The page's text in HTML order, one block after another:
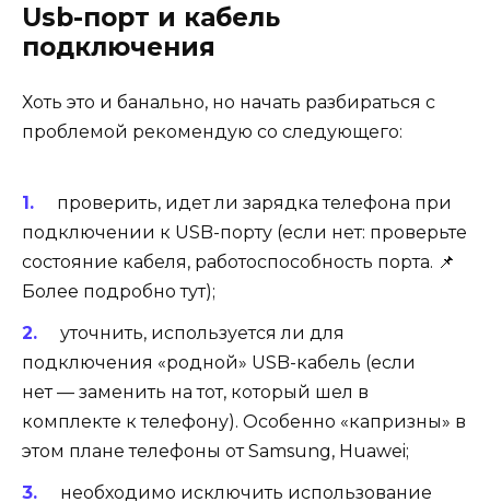
Usb-порт и кабель
подключения
Хоть это и банально, но начать разбираться с
проблемой рекомендую со следующего:
проверить, идет ли зарядка телефона при
подключении к USB-порту (если нет: проверьте
состояние кабеля, работоспособность порта. 📌
Более подробно тут);
уточнить, используется ли для
подключения «родной» USB-кабель (если
нет — заменить на тот, который шел в
комплекте к телефону). Особенно «капризны» в
этом плане телефоны от Samsung, Huawei;
необходимо исключить использование